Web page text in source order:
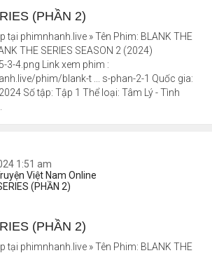
(PHẦN 2)
tại phimnhanh.live » Tên Phim: BLANK THE
THE SERIES SEASON 2 (2024)
3-4.png Link xem phim :
phim/blank-t ... s-phan-2-1 Quốc gia:
Số tập: Tập 1 Thể loại: Tâm Lý - Tình
1:51 am
Việt Nam Online
(PHẦN 2)
(PHẦN 2)
tại phimnhanh.live » Tên Phim: BLANK THE